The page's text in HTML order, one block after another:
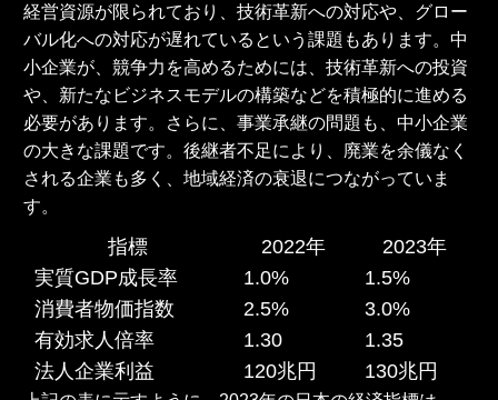
経営資源が限られており、技術革新への対応や、グロー
バル化への対応が遅れているという課題もあります。中
小企業が、競争力を高めるためには、技術革新への投資
や、新たなビジネスモデルの構築などを積極的に進める
必要があります。さらに、事業承継の問題も、中小企業
の大きな課題です。後継者不足により、廃業を余儀なく
される企業も多く、地域経済の衰退につながっていま
す。
指標 2022年
2023年
実質GDP成長率
1.0%
1.5%
消費者物価指数
2.5%
3.0%
有効求人倍率
1.30
1.35
法人企業利益
120兆円 130兆円